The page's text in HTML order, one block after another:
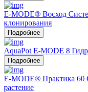
E-MODE® Восход
клонирования
Подробнее
AquaPot E-MODE 8
Подробнее
E-MODE® Практика 60
растение